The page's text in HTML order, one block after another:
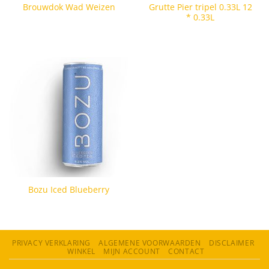
Brouwdok Wad Weizen
Grutte Pier tripel 0.33L 12
* 0.33L
Bozu Iced Blueberry
PRIVACY VERKLARING ALGEMENE VOORWAARDEN
DISCLAIMER
WINKEL
MIJN ACCOUNT CONTACT